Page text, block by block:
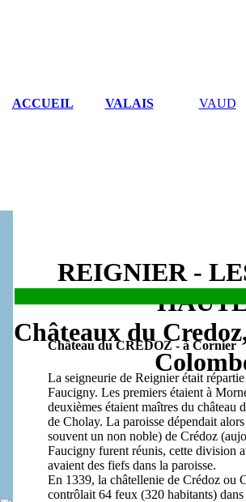
REIGNIER -
Châteaux du
ACCUEIL VALAIS VAUD
Château du CREDOZ - à Cornier
La seigneurie de Reignier était
Faucigny. Les premiers étaient à
deuxièmes étaient maîtres du
de Cholay. La paroisse dépendait
souvent un non noble) de Crédoz
Faucigny furent réunis, cette division
avaient des fiefs dans la paroisse.
En 1339, la châtellenie de Crédoz ou
contrôlait 64 feux (320 habitants) dans